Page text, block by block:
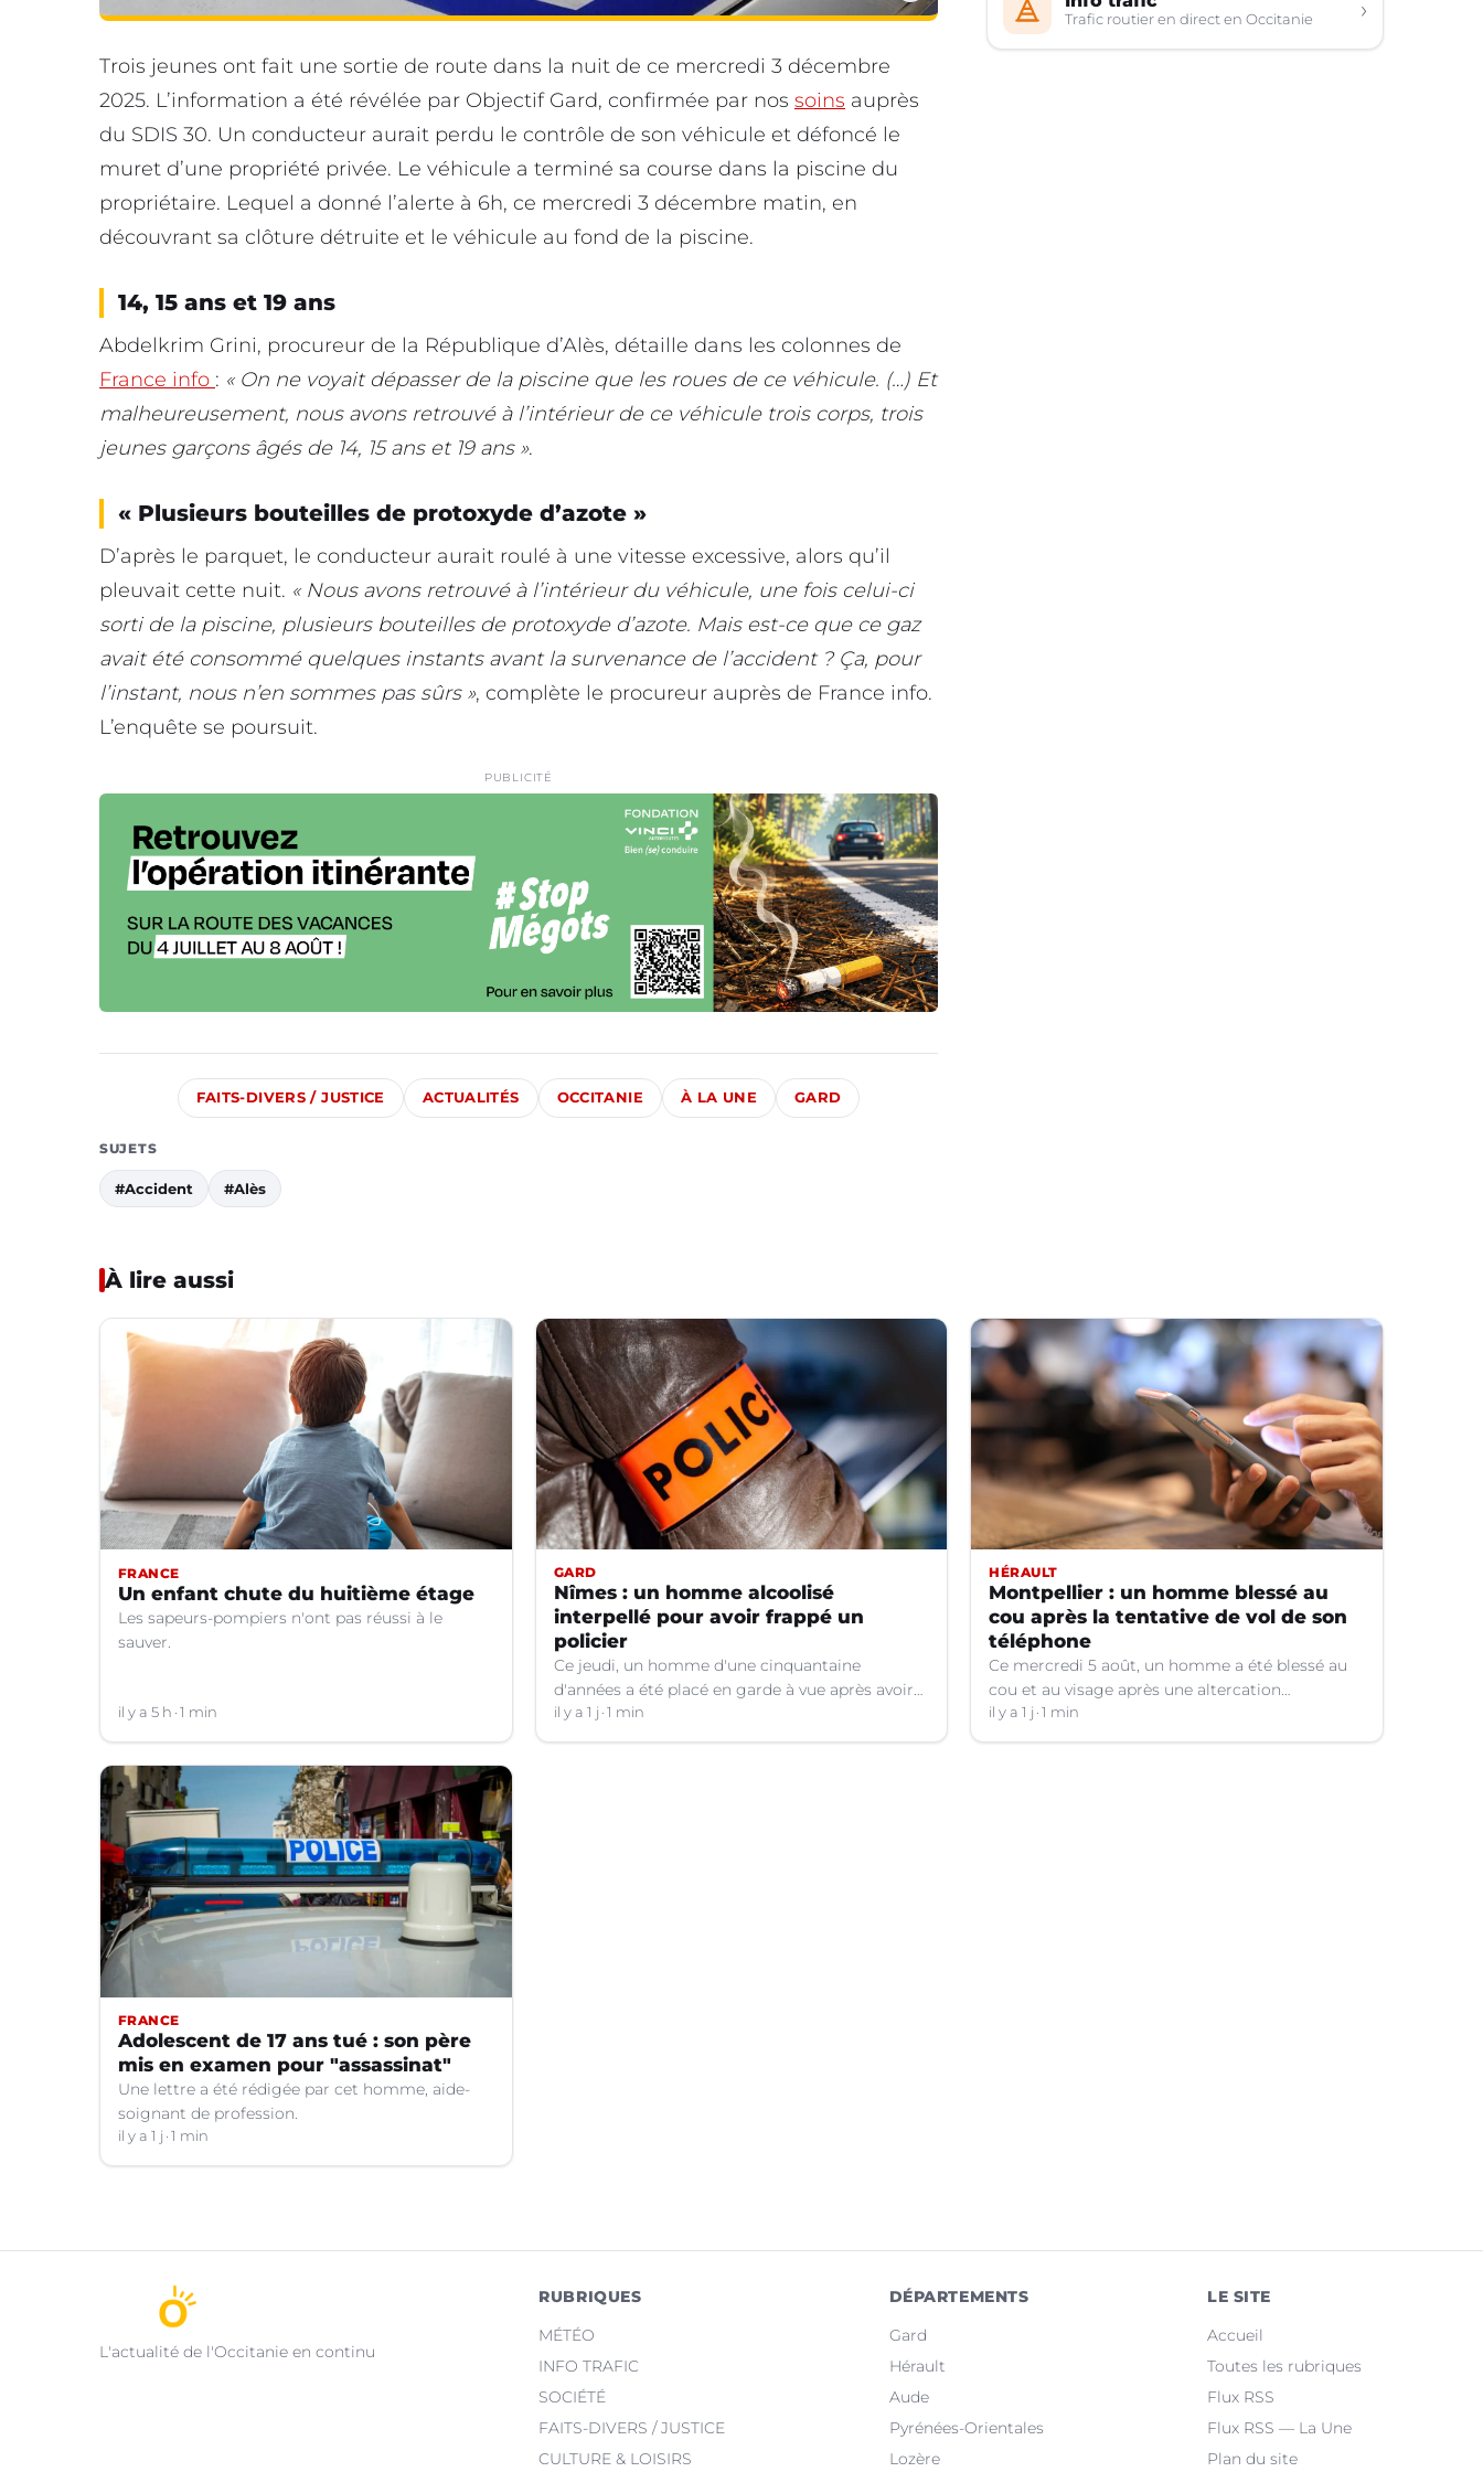
Trois jeunes ont fait une sortie de route dans la nuit de ce mercredi 3 décembre
2025. L’information a été révélée par Objectif Gard, confirmée par nos soins auprès
du SDIS 30. Un conducteur aurait perdu le contrôle de son véhicule et défoncé le
muret d’une propriété privée. Le véhicule a terminé sa course dans la piscine du
propriétaire. Lequel a donné l’alerte à 6h, ce mercredi 3 décembre matin, en
découvrant sa clôture détruite et le véhicule au fond de la piscine.
14, 15 ans et 19 ans
Abdelkrim Grini, procureur de la République d’Alès, détaille dans les colonnes de
France info : « On ne voyait dépasser de la piscine que les roues de ce véhicule. (…) Et
malheureusement, nous avons retrouvé à l’intérieur de ce véhicule trois corps, trois
jeunes garçons âgés de 14, 15 ans et 19 ans ».
« Plusieurs bouteilles de protoxyde d’azote »
D’après le parquet, le conducteur aurait roulé à une vitesse excessive, alors qu’il
pleuvait cette nuit. « Nous avons retrouvé à l’intérieur du véhicule, une fois celui-ci
sorti de la piscine, plusieurs bouteilles de protoxyde d’azote. Mais est-ce que ce gaz
avait été consommé quelques instants avant la survenance de l’accident ? Ça, pour
l’instant, nous n’en sommes pas sûrs », complète le procureur auprès de France info.
L’enquête se poursuit.
PUBLICITÉ
FAITS-DIVERS / JUSTICE ACTUALITÉS OCCITANIE À LA UNE GARD
SUJETS
#Accident #Alès
Trafic routier en direct en Occitanie ›
À lire aussi
FRANCE
Un enfant chute du huitième étage
Les sapeurs-pompiers n'ont pas réussi à le
sauver.
il y a 5 h 1 min
GARD
Nîmes : un homme alcoolisé
interpellé pour avoir frappé un
policier
Ce jeudi, un homme d'une cinquantaine
d'années a été placé en garde à vue après avoir
frappé un policier hors service à Nîmes (Gard).
il y a 1 j 1 min
HÉRAULT
Montpellier : un homme blessé au
cou après la tentative de vol de son
téléphone
Ce mercredi 5 août, un homme a été blessé au
cou et au visage après une altercation
concernant un téléphone portable à Montpellier
(Hérault).
il y a 1 j 1 min
FRANCE
Adolescent de 17 ans tué : son père
mis en examen pour "assassinat"
Une lettre a été rédigée par cet homme, aide-
soignant de profession.
il y a 1 j 1 min
L'actualité de l'Occitanie en continu
RUBRIQUES
MÉTÉO
INFO TRAFIC
SOCIÉTÉ
FAITS-DIVERS / JUSTICE
CULTURE & LOISIRS
DÉPARTEMENTS
Gard
Hérault
Aude
Pyrénées-Orientales
Lozère
LE SITE
Accueil
Toutes les rubriques
Flux RSS
Flux RSS — La Une
Plan du site